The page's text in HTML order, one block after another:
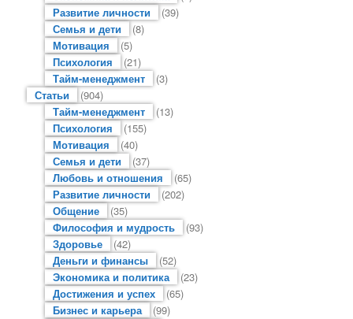
Развитие личности
(39)
Семья и дети
(8)
Мотивация
(5)
Психология
(21)
Тайм-менеджмент
(3)
Статьи
(904)
Тайм-менеджмент
(13)
Психология
(155)
Мотивация
(40)
Семья и дети
(37)
Любовь и отношения
(65)
Развитие личности
(202)
Общение
(35)
Философия и мудрость
(93)
Здоровье
(42)
Деньги и финансы
(52)
Экономика и политика
(23)
Достижения и успех
(65)
Бизнес и карьера
(99)